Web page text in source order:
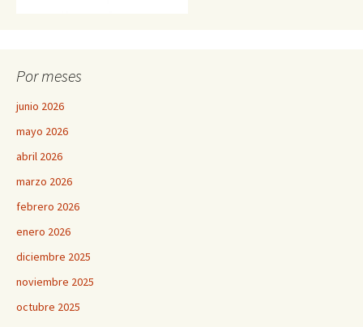
Por meses
junio 2026
mayo 2026
abril 2026
marzo 2026
febrero 2026
enero 2026
diciembre 2025
noviembre 2025
octubre 2025